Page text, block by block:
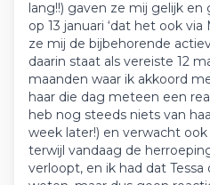
lang!!) gaven ze mij gelijk en
op 13 januari ‘dat het ook
ze mij de bijbehorende
daarin staat als vereiste 12
maanden waar ik akkoord
haar die dag meteen een
heb nog steeds niets van
week later!) en verwacht
terwijl vandaag de
verloopt, en ik had dat Tessa